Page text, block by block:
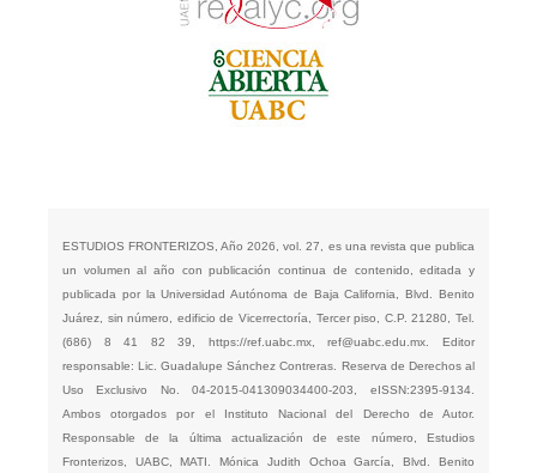
ESTUDIOS FRONTERIZOS, Año 2026, vol. 27, es una revista que publica
un volumen al año con publicación continua de contenido, editada y
publicada por la Universidad Autónoma de Baja California, Blvd. Benito
Juárez, sin número, edificio de Vicerrectoría, Tercer piso, C.P. 21280, Tel.
(686) 8 41 82 39, https://ref.uabc.mx,ref@uabc.edu.mx . Editor
responsable: Lic. Guadalupe Sánchez Contreras. Reserva de Derechos al
Uso Exclusivo No. 04-2015-041309034400-203, eISSN:2395-9134.
Ambos otorgados por el Instituto Nacional del Derecho de Autor.
Responsable de la última actualización de este número, Estudios
Fronterizos, UABC, MATI. Mónica Judith Ochoa García, Blvd. Benito